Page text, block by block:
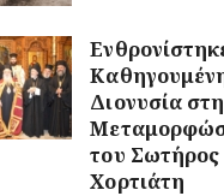
Διονυσία
του Σωτήρος
Χορτιάτη